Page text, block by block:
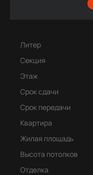
Литер
Секция
Этаж
Срок сдачи
Срок передачи
Квартира
Жилая площадь
Высота потолков
Отделка